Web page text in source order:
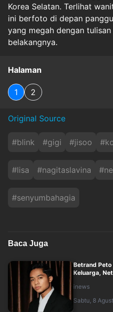
Korea Selatan. Terlihat
ini berfoto di depan
yang megah dengan tulisan
belakangnya.
Halaman
1 2
Original Source
#blink #gigi #jisoo #
#lisa #nagitaslavina #
#senyumbahagia
Baca Juga
Betrand Peto
Keluarga,
inews
Sabtu, 8